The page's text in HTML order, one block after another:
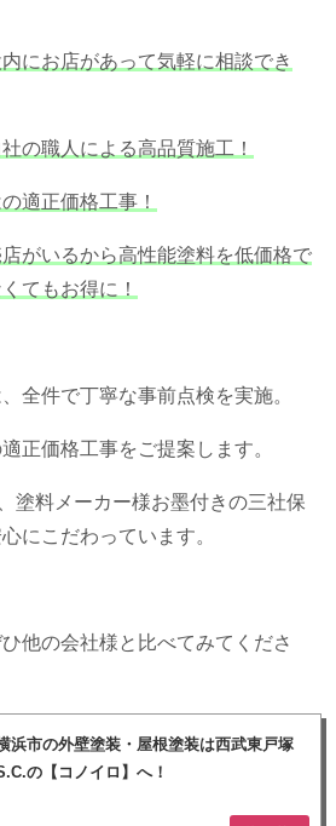
にお店があって気軽に相談でき
の職人による高品質施工！
適正価格工事！
がいるから高性能塗料を低価格で
てもお得に！
全件で丁寧な事前点検を実施。
正価格工事をご提案します。
塗料メーカー様お墨付きの三社保
にこだわっています。
他の会社様と比べてみてくださ
浜市の外壁塗装・屋根塗装は西武東戸塚
の【コノイロ】へ！